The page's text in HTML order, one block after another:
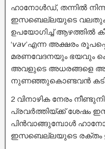
ഹാനോൾഡ്, തന്നിൽ
ഇസബെല്ലയുടെ
ഉപയോഗിച്ച് ആഴത്തിൽ
‘𝘷𝘢𝘷’എന്ന അക്ഷരം
മരണവേദനയും ഭയവും
അവളുടെ അധരങ്ങളെ
നുണഞ്ഞുകൊണ്ടവൻ
2 വിനാഴിക നേരം
പ്രവർത്തിയ്ക്ക് ശേഷം
പിൻവാങ്ങുമ്പോൾ
ഇസബെല്ലയുടെ രക്തം